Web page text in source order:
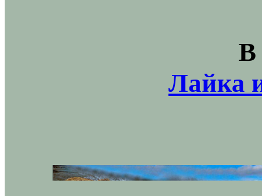
В
Лайка